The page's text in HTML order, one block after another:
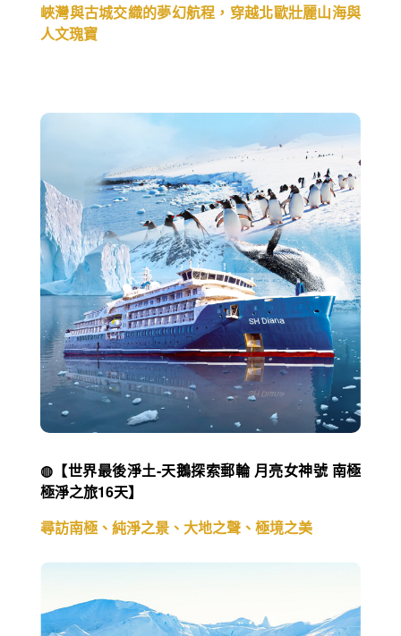
峽灣與古城交織的夢幻航程，穿越北歐壯麗山海與
人文瑰寶
◍【世界最後淨土-天鵝探索郵輪 月亮女神號 南極
極淨之旅16天】
尋訪南極、純淨之景、大地之聲、極境之美